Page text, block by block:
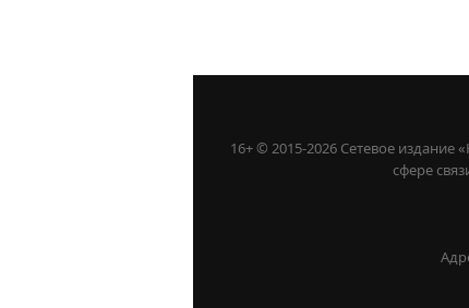
16+ © 2015-2026 Сетевое
сфере